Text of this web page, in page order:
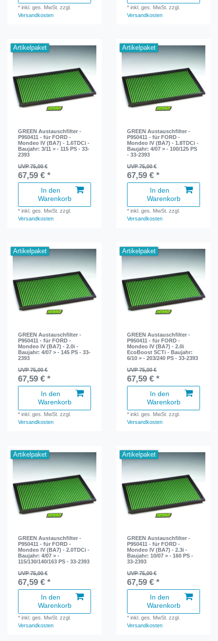
*inkl. ges. MwSt. zzgl.
Versandkosten
*inkl. ges. MwSt. zzgl.
Versandkosten
Artikelpaket
GREEN Austauschfilter -
P950411 - für FORD -
Mondeo IV (BA7) - 1.6TDCi -
Baujahr: 3/11 > - 115 PS - 33-
2393
UVP 75,00 €
67,59 € *
In den
Warenkorb
*inkl. ges. MwSt. zzgl.
Versandkosten
Artikelpaket
GREEN Austauschfilter -
P950411 - für FORD -
Mondeo IV (BA7) - 1.8TDCi -
Baujahr: 4/07 > - 100/125 PS
- 33-2393
UVP 75,00 €
67,59 € *
In den
Warenkorb
*inkl. ges. MwSt. zzgl.
Versandkosten
Artikelpaket
GREEN Austauschfilter -
P950411 - für FORD -
Mondeo IV (BA7) - 2.0i -
Baujahr: 4/07 > - 145 PS - 33-
2393
UVP 75,00 €
67,59 € *
In den
Warenkorb
*inkl. ges. MwSt. zzgl.
Versandkosten
Artikelpaket
GREEN Austauschfilter -
P950411 - für FORD -
Mondeo IV (BA7) - 2.0i
EcoBoost SCTi - Baujahr:
6/10 > - 203/240 PS - 33-2393
UVP 75,00 €
67,59 € *
In den
Warenkorb
*inkl. ges. MwSt. zzgl.
Versandkosten
Artikelpaket
GREEN Austauschfilter -
P950411 - für FORD -
Mondeo IV (BA7) - 2.0TDCi -
Baujahr: 4/07 > -
115/130/140/163 PS - 33-2393
UVP 75,00 €
67,59 € *
In den
Warenkorb
*inkl. ges. MwSt. zzgl.
Versandkosten
Artikelpaket
GREEN Austauschfilter -
P950411 - für FORD -
Mondeo IV (BA7) - 2.3i -
Baujahr: 10/07 > - 160 PS -
33-2393
UVP 75,00 €
67,59 € *
In den
Warenkorb
*inkl. ges. MwSt. zzgl.
Versandkosten